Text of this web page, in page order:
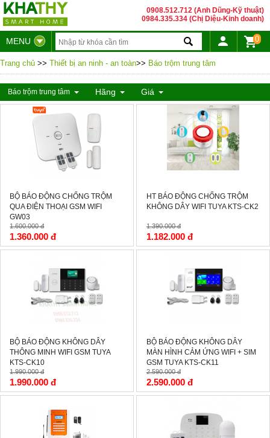
0908.512.712 (Anh Dũng-Kỹ thuật)
0984.335.334 (Chị Diệu-Kinh doanh)
0
MENU
Trang chủ >> Thiết bị an ninh - an toàn>> Báo trộm trung tâm
Báo trộm trung tâm Hãng Giá
BỘ BÁO ĐỘNG CHỐNG TRỘM
QUA ĐIỆN THOẠI GSM WIFI
GW03
1.600.000 đ
1.360.000 đ
HT BÁO ĐỘNG CHỐNG TRỘM
KHÔNG DÂY WIFI TUYA KTS-CK2
1.390.000 đ
1.182.000 đ
BỘ BÁO ĐỘNG KHÔNG DÂY
THÔNG MINH WIFI GSM TUYA
KTS-CK10
1.990.000 đ
1.990.000 đ
BỘ BÁO ĐỘNG KHÔNG DÂY
MÀN HÌNH CẢM ỨNG WIFI + SIM
GSM TUYA KTS-CK11
2.590.000 đ
2.590.000 đ